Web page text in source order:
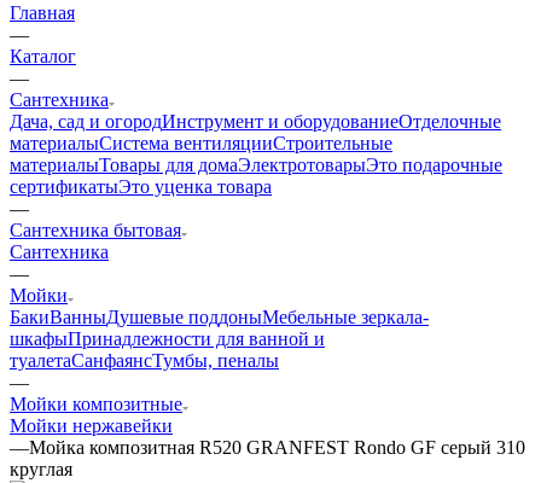
Главная
—
Каталог
—
Сантехника
Дача, сад и огородИнструмент и оборудованиеОтделочные
материалыСистема вентиляцииСтроительные
материалыТовары для домаЭлектротоварыЭто подарочные
сертификатыЭто уценка товара
—
Сантехника бытовая
Сантехника
—
Мойки
БакиВанныДушевые поддоныМебельные зеркала-
шкафыПринадлежности для ванной и
туалетаСанфаянсТумбы, пеналы
—
Мойки композитные
Мойки нержавейки
—Мойка композитная R520 GRANFEST Rondo GF серый 310
круглая